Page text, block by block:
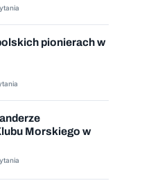
pionierach w
Morskiego w